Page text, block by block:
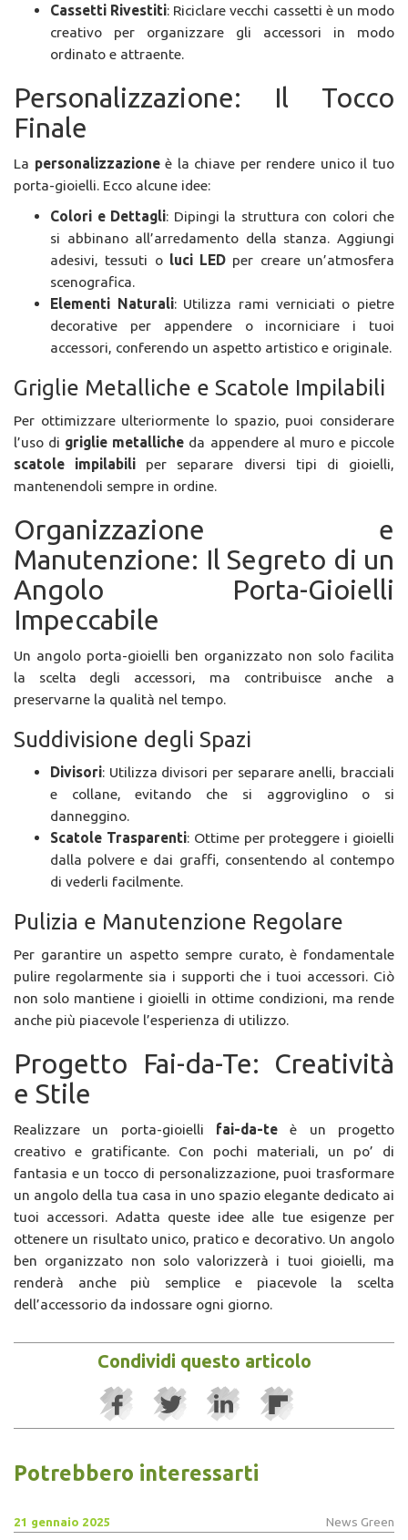
Cassetti Rivestiti: Riciclare vecchi cassetti è un modo
creativo per organizzare gli accessori in modo
ordinato e attraente.
Personalizzazione: Il Tocco
Finale
La personalizzazioneè la chiave per rendere unico il tuo
porta-gioielli. Ecco alcune idee:
Colori e Dettagli: Dipingi la struttura con colori che
si abbinano all’arredamento della stanza. Aggiungi
adesivi, tessuti o luci LED per creare un’atmosfera
scenografica.
Elementi Naturali: Utilizza rami verniciati o pietre
decorative per appendere o incorniciare i tuoi
accessori, conferendo un aspetto artistico e originale.
Griglie Metalliche e Scatole Impilabili
Per ottimizzare ulteriormente lo spazio, puoi considerare
l’uso di griglie metalliche da appendere al muro e piccole
scatole impilabili per separare diversi tipi di gioielli,
mantenendoli sempre in ordine.
Organizzazione e
Manutenzione: Il Segreto di un
Angolo Porta-Gioielli
Impeccabile
Un angolo porta-gioielli ben organizzato non solo facilita
la scelta degli accessori, ma contribuisce anche a
preservarne la qualità nel tempo.
Suddivisione degli Spazi
Divisori: Utilizza divisori per separare anelli, bracciali
e collane, evitando che si aggroviglino o si
danneggino.
Scatole Trasparenti: Ottime per proteggere i gioielli
dalla polvere e dai graffi, consentendo al contempo
di vederli facilmente.
Pulizia e Manutenzione Regolare
Per garantire un aspetto sempre curato, è fondamentale
pulire regolarmente sia i supporti che i tuoi accessori. Ciò
non solo mantiene i gioielli in ottime condizioni, ma rende
anche più piacevole l’esperienza di utilizzo.
Progetto Fai-da-Te: Creatività
e Stile
Realizzare un porta-gioielli fai-da-te è un progetto
creativo e gratificante. Con pochi materiali, un po’ di
fantasia e un tocco di personalizzazione, puoi trasformare
un angolo della tua casa in uno spazio elegante dedicato ai
tuoi accessori. Adatta queste idee alle tue esigenze per
ottenere un risultato unico, pratico e decorativo. Un angolo
ben organizzato non solo valorizzerà i tuoi gioielli, ma
renderà anche più semplice e piacevole la scelta
dell’accessorio da indossare ogni giorno.
Condividi questo articolo
Potrebbero interessarti
21 gennaio 2025 News Green